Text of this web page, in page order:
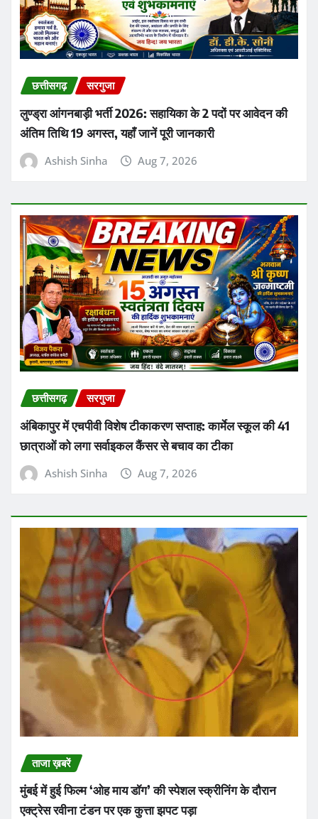
छत्तीसगढ़ सरगुजा
लुण्ड्रा आंगनबाड़ी भर्ती 2026: सहायिका के 2 पदों पर आवेदन की
अंतिम तिथि 19 अगस्त, यहाँ जानें पूरी जानकारी
Ashish Sinha Aug 7, 2026
छत्तीसगढ़ सरगुजा
अंबिकापुर में एचपीवी विशेष टीकाकरण सप्ताह: कार्मेल स्कूल की 41
छात्राओं को लगा सर्वाइकल कैंसर से बचाव का टीका
Ashish Sinha Aug 7, 2026
ताजा ख़बरें
मुंबई में हुई फिल्म ‘ओह माय डॉग’ की स्पेशल स्क्रीनिंग के दौरान
एक्ट्रेस रवीना टंडन पर एक कुत्ता झपट पड़ा